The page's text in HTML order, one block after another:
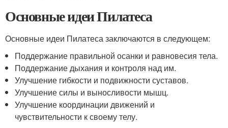
Основные идеи Пилатеса
Основные идеи Пилатеса заключаются в следующем:
Поддержание правильной осанки и равновесия тела.
Поддержание дыхания и контроля над им.
Улучшение гибкости и подвижности суставов.
Улучшение силы и выносливости мышц.
Улучшение координации движений и
чувствительности к своему телу.